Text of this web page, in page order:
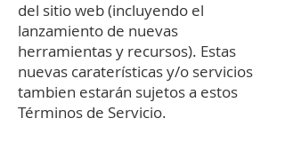
del sitio web (incluyendo el
lanzamiento de nuevas
herramientas y recursos). Estas
nuevas caraterísticas y/o servicios
tambien estarán sujetos a estos
Términos de Servicio.